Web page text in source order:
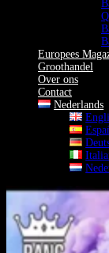
Europees
Groothandel
Over ons
Contact
Nederlands